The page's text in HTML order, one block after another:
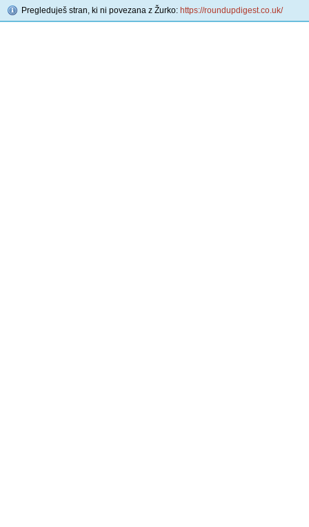
Pregleduješ stran, ki ni povezana z Žurko: https://roundupdigest.co.uk/